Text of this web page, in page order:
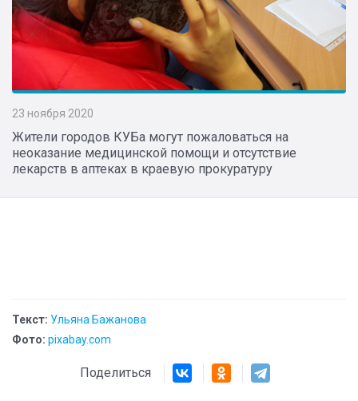
23 ноября 2020
Жители городов КУБа могут пожаловаться на
неоказание медицинской помощи и отсутствие
лекарств в аптеках в краевую прокуратуру
Текст: Ульяна Бажанова
Фото: pixabay.com
Поделиться